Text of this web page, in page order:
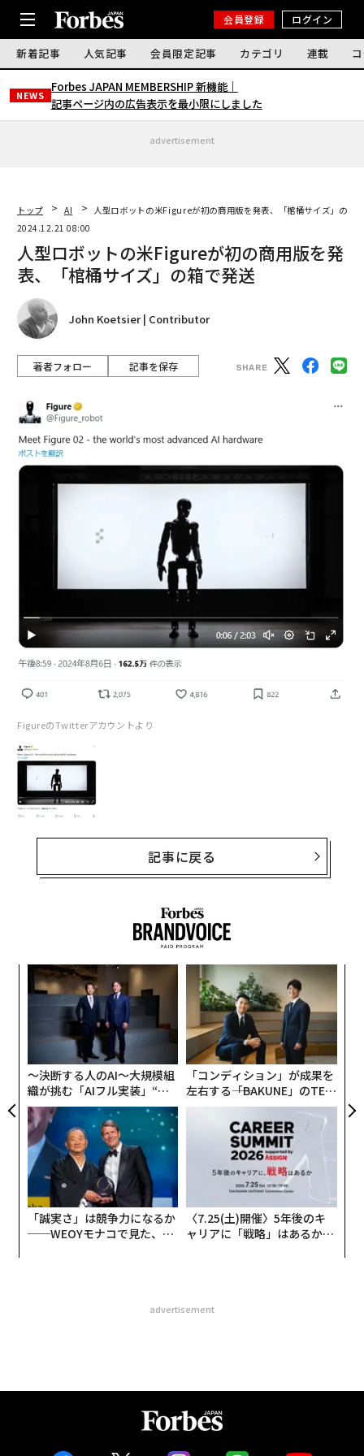
会員登録 ログイン
新着記事 人気記事 会員限定記事 カテゴリ 連載
NEWS
Forbes JAPAN MEMBERSHIP 新機能｜
記事ページ内の広告表示を最小限にしました
advertisement
トップ AI
人型ロボットの米Figureが初の商用版を発表、「棺桶サイズ」の箱
2024.12.21 08:00
人型ロボットの米Figureが初の商用版を発
表、「棺桶サイズ」の箱で発送
John Koetsier | Contributor
著者フォロー 記事を保存
FigureのTwitterアカウントより
記事に戻る
〜決断する人のAI〜大規模組
織が挑む「AIフル実装」“使
う”企業から“動く”企業へ【N
TTドコモビジネス×PwC】
「コンディション」が成果を
左右する――「BAKUNE」のTEN
TIALが支える「挑戦者の明
「誠実さ」は競争力になるか
──WEOYモナコで見た、く
〈7.25(土)開催〉5年後のキ
ャリアに「戦略」はあるか。
advertisement